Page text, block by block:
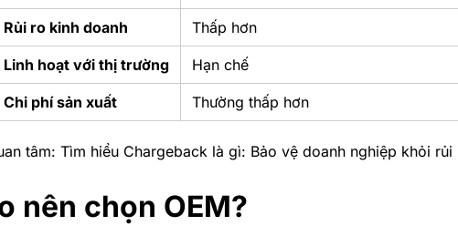
Rủi ro kinh doanh Thấp hơn
Linh hoạt với thị trường Hạn chế
Chi phí sản xuất Thường thấp hơn
tâm: Tìm hiểu Chargeback là gì: Bảo vệ doanh nghiệp khỏi rủi
nên chọn OEM?